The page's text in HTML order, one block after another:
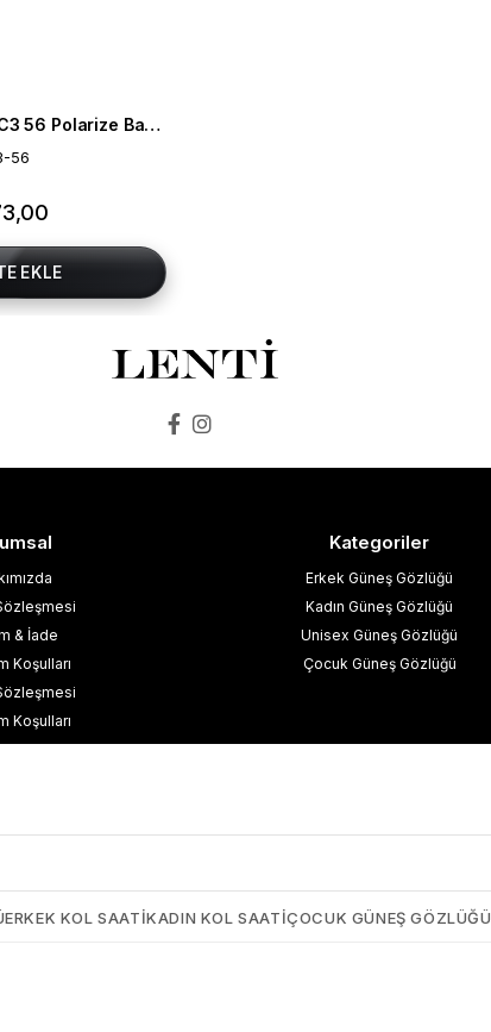
Mia Maria OF126-C3 56 Polarize Bayan Güneş Gözlüğü
56
EKLE
& İade
Koşulları
Koşulları
Sözleşmesi
Kategoriler
Erkek Güneş Gözlüğü
Kadın Güneş Gözlüğü
Unisex Güneş Gözlüğü
Çocuk Güneş Gözlüğü
ERKEK KOL SAATIKADIN KOL SAATIÇOCUK GÜNEŞ GÖZLÜĞÜ